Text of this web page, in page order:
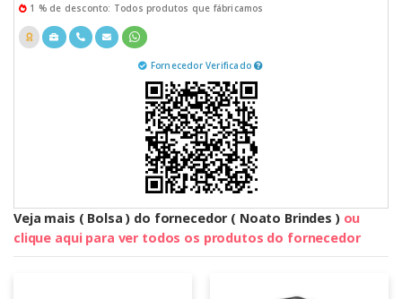
1 % de desconto: Todos produtos que fábricamos
Fornecedor Verificado
Veja mais ( Bolsa ) do fornecedor ( Noato Brindes ) ou
clique aqui para ver todos os produtos do fornecedor